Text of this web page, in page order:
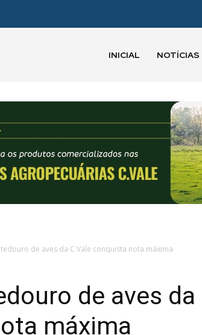
INICIAL NOTÍCIAS
de aves da C.Vale conquista nota máxima
de aves da
máxima